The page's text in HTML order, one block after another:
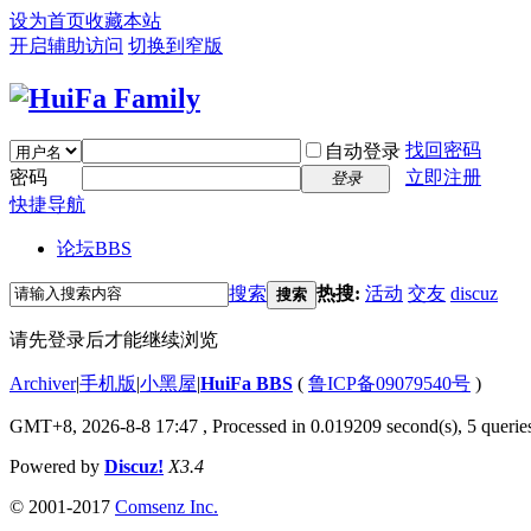
设为首页收藏本站
开启辅助访问 切换到窄版
自动登录 找回密码
密码
登录
立即注册
快捷导航
论坛BBS
搜索 搜索 热搜: 活动 交友 discuz
请先登录后才能继续浏览
Archiver|手机版|小黑屋|HuiFa BBS ( 鲁ICP备09079540号 )
GMT+8, 2026-8-8 17:47 , Processed in 0.019209 second(s), 5
Powered by Discuz! X3.4
© 2001-2017 Comsenz Inc.